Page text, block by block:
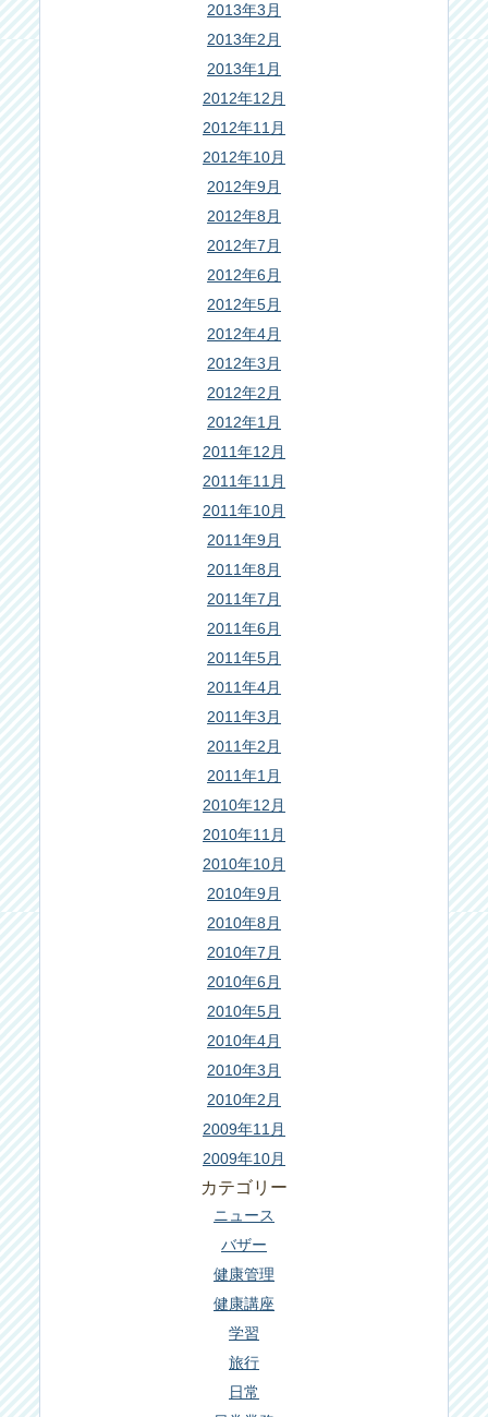
2013年3月
2013年2月
2013年1月
2012年12月
2012年11月
2012年10月
2012年9月
2012年8月
2012年7月
2012年6月
2012年5月
2012年4月
2012年3月
2012年2月
2012年1月
2011年12月
2011年11月
2011年10月
2011年9月
2011年8月
2011年7月
2011年6月
2011年5月
2011年4月
2011年3月
2011年2月
2011年1月
2010年12月
2010年11月
2010年10月
2010年9月
2010年8月
2010年7月
2010年6月
2010年5月
2010年4月
2010年3月
2010年2月
2009年11月
2009年10月
カテゴリー
ニュース
バザー
健康管理
健康講座
学習
旅行
日常